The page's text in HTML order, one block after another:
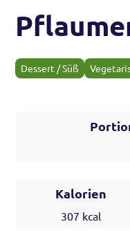
Dessert / Süß
Kalorien
307 kcal